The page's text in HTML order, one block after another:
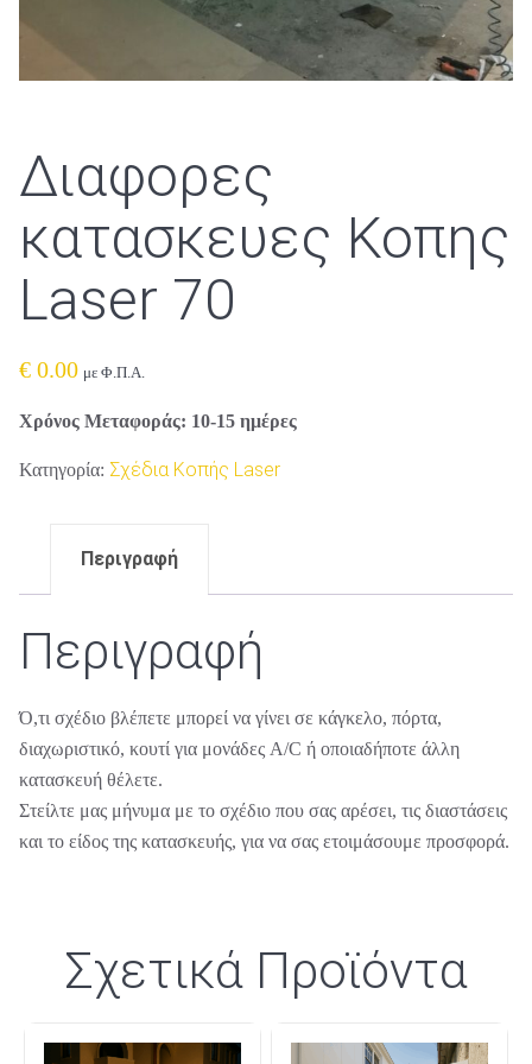
Διαφορες
κατασκευες Κοπης
Laser 70
€ 0.00 με Φ.Π.Α.
Χρόνος Μεταφοράς: 10-15 ημέρες
Κατηγορία: Σχέδια Κοπής Laser
Περιγραφή
Περιγραφή
Ό,τι σχέδιο βλέπετε μπορεί να γίνει σε κάγκελο, πόρτα,
διαχωριστικό, κουτί για μονάδες A/C ή οποιαδήποτε άλλη
κατασκευή θέλετε.
Στείλτε μας μήνυμα με το σχέδιο που σας αρέσει, τις διαστάσεις
και το είδος της κατασκευής, για να σας ετοιμάσουμε προσφορά.
Σχετικά Προϊόντα